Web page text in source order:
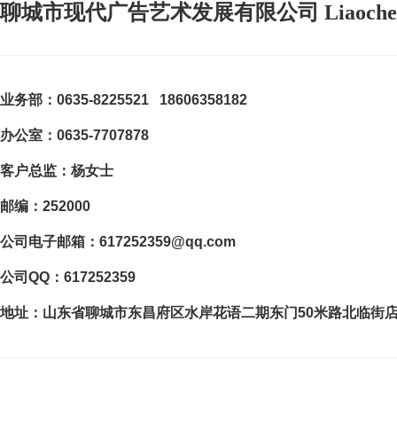
聊城市现代广告艺术发展有限公司
业务部 ： 0635-8225521 18606358182
办公室：0635-7707878
客户总监：杨女士
邮编：252000
公司电子邮箱：617252359@qq.com
公司QQ：617252359
地址：山东省聊城市东昌府区水岸花语二期东门50米路北临街